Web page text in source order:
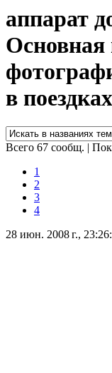
аппарат
Основная
в
Всего 67 сообщ. |
1
2
3
4
28 июн. 2008 г.,